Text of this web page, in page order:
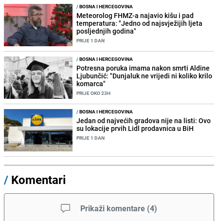
/BOSNA I HERCEGOVINA
Meteorolog FHMZ-a najavio kišu i pad
temperatura: "Jedno od najsvježijih ljeta
posljednjih godina"
PRIJE 1 DAN
/BOSNA I HERCEGOVINA
Potresna poruka imama nakon smrti Aldine
Ljubunčić: "Dunjaluk ne vrijedi ni koliko krilo
komarca"
PRIJE OKO 23H
/BOSNA I HERCEGOVINA
Jedan od najvećih gradova nije na listi: Ovo
su lokacije prvih Lidl prodavnica u BiH
PRIJE 1 DAN
/ Komentari
Prikaži komentare (4)